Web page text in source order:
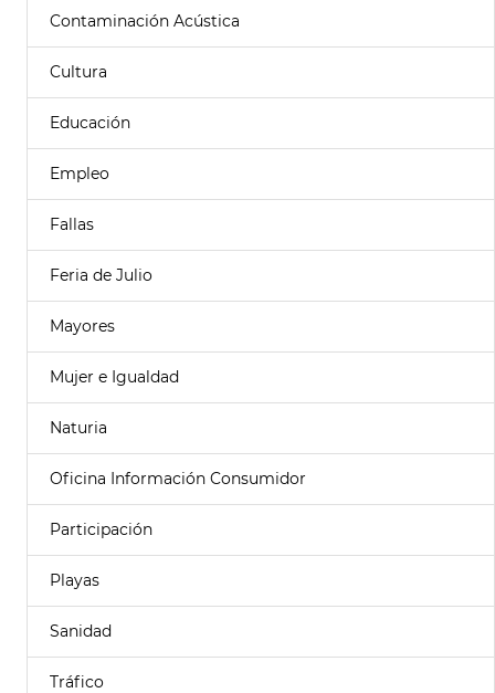
Contaminación Acústica
Cultura
Educación
Empleo
Fallas
Feria de Julio
Mayores
Mujer e Igualdad
Naturia
Oficina Información Consumidor
Participación
Playas
Sanidad
Tráfico